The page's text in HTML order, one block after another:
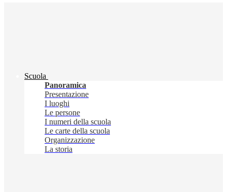
Scuola
Panoramica
Presentazione
I luoghi
Le persone
I numeri della scuola
Le carte della scuola
Organizzazione
La storia